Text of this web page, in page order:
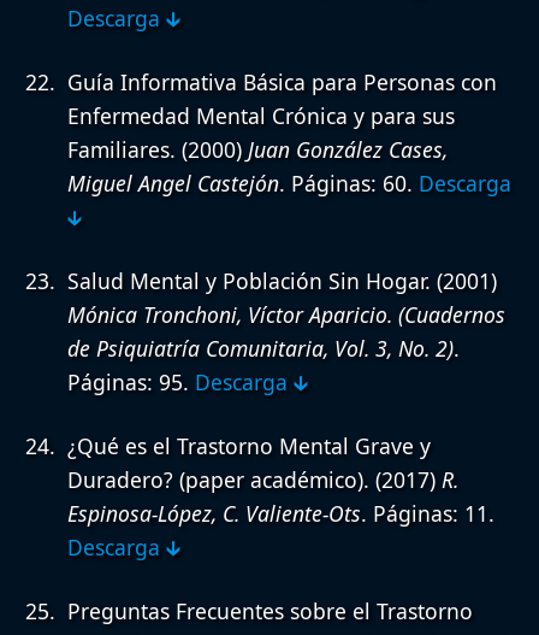
Descarga 🡳
Guía Informativa Básica para Personas con
Enfermedad Mental Crónica y para sus
Familiares. (2000) Juan González Cases,
Miguel Angel Castejón. Páginas: 60. Descarga
🡳
Salud Mental y Población Sin Hogar. (2001)
Mónica Tronchoni, Víctor Aparicio. (Cuadernos
de Psiquiatría Comunitaria, Vol. 3, No. 2).
Páginas: 95. Descarga 🡳
¿Qué es el Trastorno Mental Grave y
Duradero? (paper académico). (2017) R.
Espinosa-López, C. Valiente-Ots. Páginas: 11.
Descarga 🡳
Preguntas Frecuentes sobre el Trastorno